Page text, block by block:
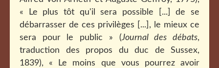
« Le plus tôt qu'il sera possible [...] de se
débarrasser de ces privilèges [...], le mieux ce
sera pour le public » (Journal des débats,
traduction des propos du duc de Sussex,
1839), « Le moins que vous pourrez avoir